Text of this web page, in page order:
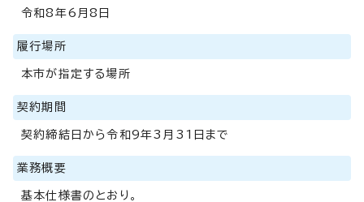
令和8年6月8日
履行場所
本市が指定する場所
契約期間
契約締結日から令和9年3月31日まで
業務概要
基本仕様書のとおり。